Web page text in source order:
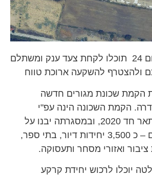
עם פרויקט במתחם 24 תוכלו לקחת צעד ענק ומשתלם
ולהצטרף להשקעה ארוכת טווח
הקמת שכונת מגורים חדשה
הקמת השכונה הינה עפ"י
הוראת תכנית המתאר חד 2020, ובמסגרתה יבנו על
שטח של 780 דונם – כ 3,500 יחידות דיור, בתי ספר,
ציבור ואזורי מסחר ותעסוקה.
יוכלו לרכוש יחידת קרקע